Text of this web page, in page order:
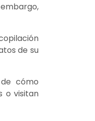
de su
cómo
o visitan